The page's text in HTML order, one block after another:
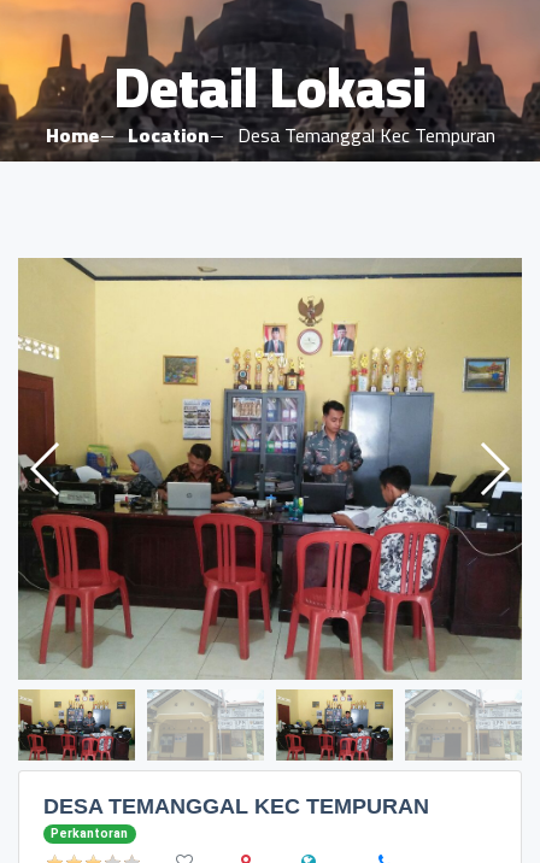
Detail Lokasi
Home Location Desa Temanggal Kec Tempuran
DESA TEMANGGAL KEC TEMPURAN
Perkantoran